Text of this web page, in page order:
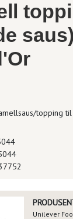
topping
Unilever